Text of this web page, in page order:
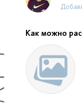
Как можно